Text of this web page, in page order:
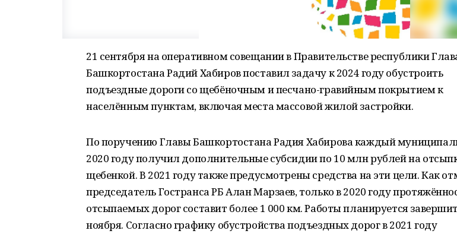
21 сентября на оперативном совещании в Правительстве республики
Башкортостана Радий Хабиров поставил задачу к 2024 году обустроить
подъездные дороги со щебёночным и песчано-гравийным покрытием к
населённым пунктам, включая места массовой жилой застройки.
По поручению Главы Башкортостана Радия Хабирова каждый
2020 году получил дополнительные субсидии по 10 млн рублей на
щебенкой. В 2021 году также предусмотрены средства на эти цели. Как
председатель Гостранса РБ Алан Марзаев, только в 2020 году
отсыпаемых дорог составит более 1 000 км. Работы планируется
ноября. Согласно графику обустройства подъездных дорог в 2021 году